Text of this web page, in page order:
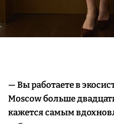
— Вы работаете в
Moscow больше
кажется самым